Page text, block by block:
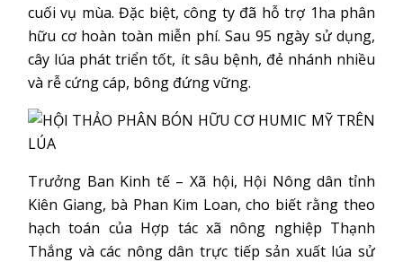
cuối vụ mùa. Đặc biệt, công ty đã hỗ trợ 1ha phân
hữu cơ hoàn toàn miễn phí. Sau 95 ngày sử dụng,
cây lúa phát triển tốt, ít sâu bệnh, đẻ nhánh nhiều
và rễ cứng cáp, bông đứng vững.
Trưởng Ban Kinh tế – Xã hội, Hội Nông dân tỉnh
Kiên Giang, bà Phan Kim Loan, cho biết rằng theo
hạch toán của Hợp tác xã nông nghiệp Thạnh
Thắng và các nông dân trực tiếp sản xuất lúa sử